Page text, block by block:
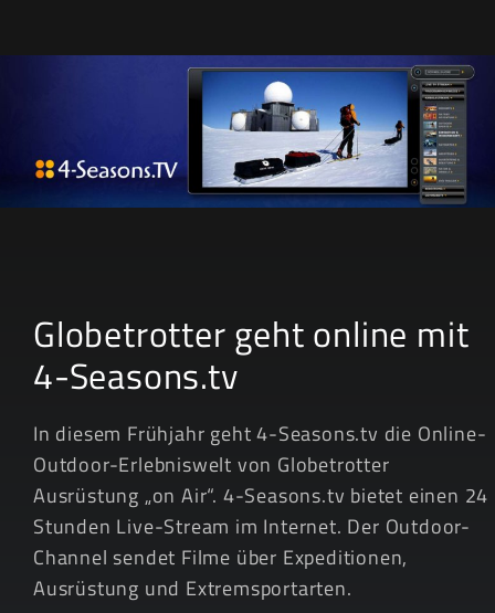
Globetrotter geht online mit
4-Seasons.tv
In diesem Frühjahr geht 4-Seasons.tv die Online-
Outdoor-Erlebniswelt von Globetrotter
Ausrüstung „on Air“. 4-Seasons.tv bietet einen 24
Stunden Live-Stream im Internet. Der Outdoor-
Channel sendet Filme über Expeditionen,
Ausrüstung und Extremsportarten.